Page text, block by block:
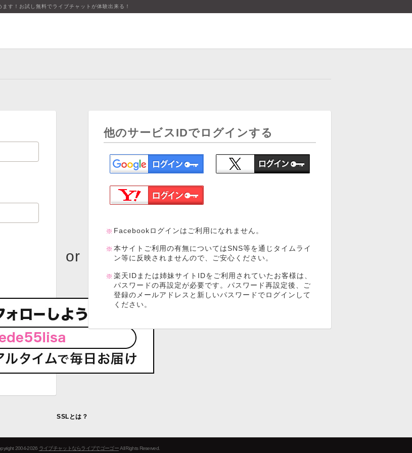
す！お試し無料でライブチャットが体験出来る！
他のサービスIDでログインする
Facebookログインはご利用になれません。
本サイトご利用の有無についてはSNS等を通じタイムライ
ン等に反映されませんので、ご安心ください。
楽天IDまたは姉妹サイトIDをご利用されていたお客様は、
パスワードの再設定が必要です。パスワード再設定後、ご
登録のメールアドレスと新しいパスワードでログインして
ください。
SSLとは？
2004-2026 ライブチャットならライブでゴーゴーAll Rights Reserved.